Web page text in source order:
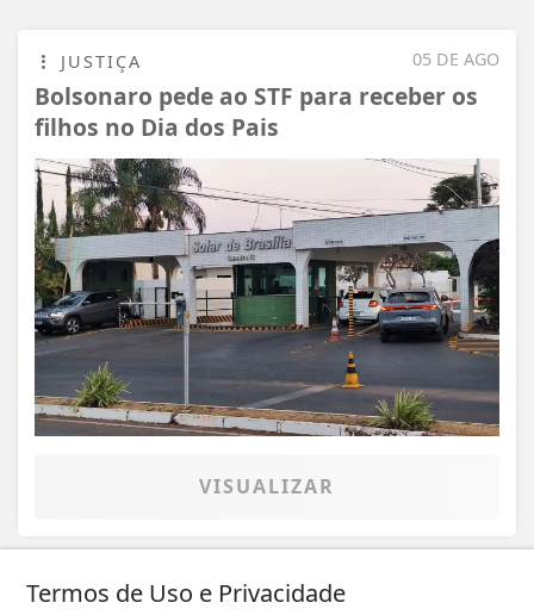
05 DE AGO
JUSTIÇA
Bolsonaro pede ao STF para receber os
filhos no Dia dos Pais
VISUALIZAR
Termos de Uso e Privacidade